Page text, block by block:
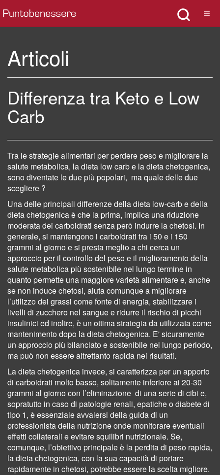
Articoli
Differenza tra Keto e Low
Carb
Tra le strategie alimentari per perdere peso e migliorare la
salute metabolica, la dieta low carb e la dieta chetogenica,
sono diventate le due più popolari, ma quale delle due
scegliere ?
Una delle principali differenze della dieta low-carb e della
dieta chetogenica è che la prima, implica una riduzione
moderata dei carboidrati senza però indurre la chetosi. In
generale, si mantengono i carboidrati tra i 50 e i 150
grammi al giorno e si presta meglio a chi cerca un
approccio per il controllo del peso e il miglioramento della
salute metabolica più sostenibile nel lungo termine in
quanto permette una maggiore varietà alimentaree, anche
se non induce chetosi, aiuta comunque a migliorare
l’utilizzo dei grassi come fonte di energia, stabilizzare i
livelli di zucchero nel sangue e ridurre il rischio di picchi
insulinici ed inoltre, è un ottima strategia da utilizzata come
mantenimento dopo la dieta chetogenica. E' sicuramente
un approccio più bilanciato e sostenibile nel lungo periodo,
ma può non essere altrettanto rapida nei risultati.
La dieta chetogenica invece, si caratterizza per un apporto
di carboidrati molto basso, solitamente inferiore ai 20-30
grammi al giorno con l’eliminazione di una serie di cibi e,
sopratutto in caso di patologie renali, epatiche o diabete di
tipo 1, è essenziale avvalersi della guida di un
professionista della nutrizione onde monitorare eventuali
effetti collaterali e evitare squilibri nutrizionale. Se,
comunque, l’obiettivo principale è la perdita di peso rapida,
la dieta chetogenica, con la sua capacità di portare
rapidamente in chetosi, potrebbe essere la scelta migliore.